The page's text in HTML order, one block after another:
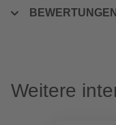
BEWERTUNGEN
Weitere